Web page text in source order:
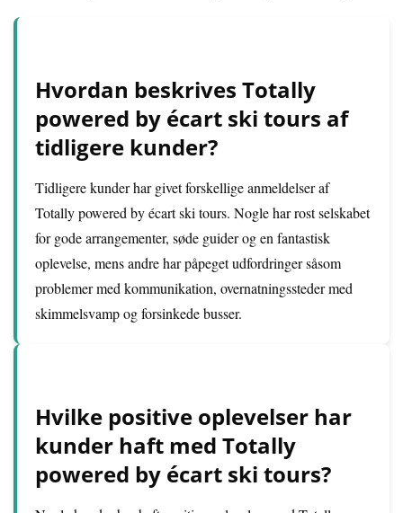
Hvordan beskrives Totally
powered by écart ski tours af
tidligere kunder?
Tidligere kunder har givet forskellige anmeldelser af
Totally powered by écart ski tours. Nogle har rost selskabet
for gode arrangementer, søde guider og en fantastisk
oplevelse, mens andre har påpeget udfordringer såsom
problemer med kommunikation, overnatningssteder med
skimmelsvamp og forsinkede busser.
Hvilke positive oplevelser har
kunder haft med Totally
powered by écart ski tours?